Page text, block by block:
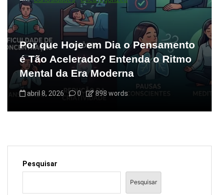
Por que Hoje em Dia o Pensamento
é Tão Acelerado? Entenda o Ritmo
Mental da Era Moderna
abril 8, 2026 0 898 words
Pesquisar
Pesquisar